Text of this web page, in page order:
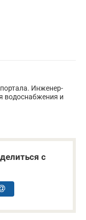
Инженер-
водоснабжения и
с